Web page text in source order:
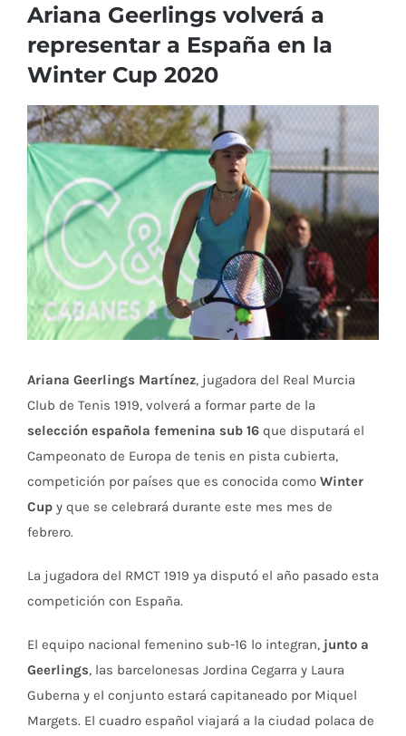
Ariana Geerlings volverá a
representar a España en la
Winter Cup 2020
Ver
imagen
más
grande
Ariana Geerlings Martínez, jugadora del Real Murcia
Club de Tenis 1919, volverá a formar parte de la
selección española femenina sub 16 que disputará el
Campeonato de Europa de tenis en pista cubierta,
competición por países que es conocida como Winter
Cup y que se celebrará durante este mes mes de
febrero.
La jugadora del RMCT 1919 ya disputó el año pasado esta
competición con España.
El equipo nacional femenino sub-16 lo integran, junto a
Geerlings, las barcelonesas Jordina Cegarra y Laura
Guberna y el conjunto estará capitaneado por Miquel
Margets. El cuadro español viajará a la ciudad polaca de